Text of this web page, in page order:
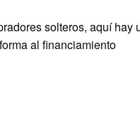
solteros, aquí hay
al financiamiento